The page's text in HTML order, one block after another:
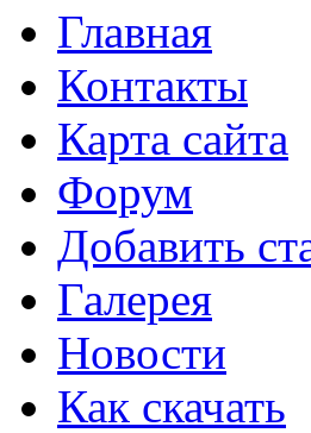
Главная
Контакты
Карта сайта
Форум
Добавить
Галерея
Новости
Как скачать